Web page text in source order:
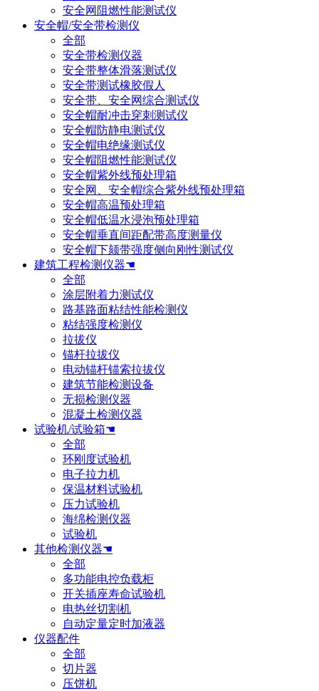
安全网阻燃性能测试仪
安全帽/安全带检测仪
全部
安全带检测仪器
安全带整体滑落测试仪
安全带测试橡胶假人
安全带、安全网综合测试仪
安全帽耐冲击穿刺测试仪
安全帽防静电测试仪
安全帽电绝缘测试仪
安全帽阻燃性能测试仪
安全帽紫外线预处理箱
安全网、安全帽综合紫外线预处理箱
安全帽高温预处理箱
安全帽低温水浸泡预处理箱
安全帽垂直间距配带高度测量仪
安全帽下颏带强度侧向刚性测试仪
建筑工程检测仪器☚
全部
涂层附着力测试仪
路基路面粘结性能检测仪
粘结强度检测仪
拉拔仪
锚杆拉拔仪
电动锚杆锚索拉拔仪
建筑节能检测设备
无损检测仪器
混凝土检测仪器
试验机/试验箱☚
全部
环刚度试验机
电子拉力机
保温材料试验机
压力试验机
海绵检测仪器
试验机
其他检测仪器☚
全部
多功能电控负载柜
开关插座寿命试验机
电热丝切割机
自动定量定时加液器
仪器配件
全部
切片器
压饼机